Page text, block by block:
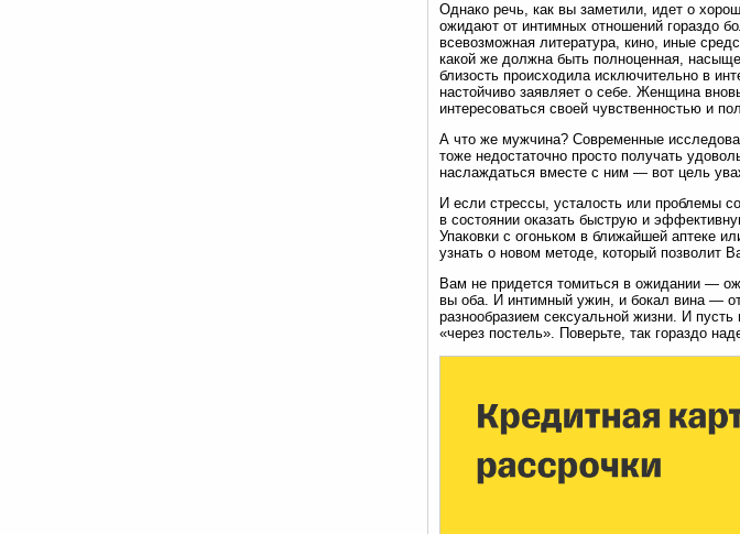
Однако речь, как вы заметили, идет о
ожидают от интимных отношений гораздо
всевозможная литература, кино, иные
какой же должна быть полноценная,
близость происходила исключительно в
настойчиво заявляет о себе. Женщина
интересоваться своей чувственностью и
А что же мужчина? Современные
тоже недостаточно просто получать
наслаждаться вместе с ним — вот цель
И если стрессы, усталость или проблемы
в состоянии оказать быструю и
Упаковки с огоньком в ближайшей аптеке
узнать о новом методе, который позволит
Вам не придется томиться в ожидании —
вы оба. И интимный ужин, и бокал вина —
разнообразием сексуальной жизни. И
«через постель». Поверьте, так гораздо